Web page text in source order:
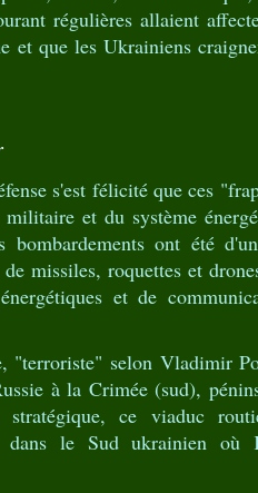
régulières allaient
et que les Ukrainiens
s'est félicité que ces
militaire et du système
ont été
missiles, roquettes et
et de
"terroriste" selon Vladimir
à la Crimée (sud),
ce viaduc
dans le Sud ukrainien